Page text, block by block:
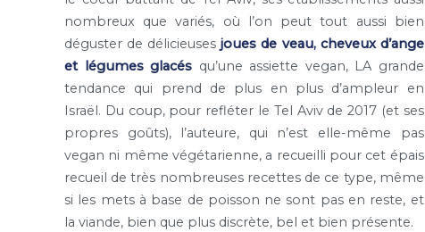
nombreux que variés, où l’on peut tout aussi bien
déguster de délicieusesjoues de veau, cheveux d’ange
et légumes glacés qu’une assiette vegan, LA grande
tendance qui prend de plus en plus d’ampleur en
Israël. Du coup, pour refléter le Tel Aviv de 2017 (et ses
propres goûts), l’auteure, qui n’est elle-même pas
vegan ni même végétarienne, a recueilli pour cet épais
recueil de très nombreuses recettes de ce type, même
si les mets à base de poisson ne sont pas en reste, et
la viande, bien que plus discrète, bel et bien présente.